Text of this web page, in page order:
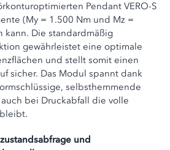
Pendant VERO-S
(My = 1.500 Nm und Mz =
kann. Die standardmäßig
gewährleistet eine optimale
und stellt somit einen
sicher. Das Modul spannt dank
selbsthemmende
bei Druckabfall die volle
und